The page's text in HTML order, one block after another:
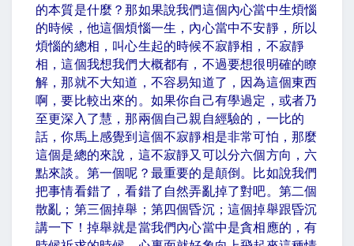
的本質是什麼？那如果說我們這個內心當中生煩惱
的時候，他這個煩惱一生，內心當中不安靜，所以
煩惱的總相，叫心生起的時候不寂靜相，不寂靜
相，這個我想我們大概都有，不過要想很明確的瞭
解，那就不大知道，不容易知道了，因為這個東西
啊，要比較出來的。如果你自己有學過定，或者乃
至更深入了慧，那兩個自己親自經驗的，一比的
話，你馬上感覺到這個不寂靜相是非常可怕，那麼
這個是總的來說，這不寂靜又可以分六個方向，六
點來談。第一個呢？最重要的是顛倒。比如說我們
把事情看錯了，看錯了自然弄亂掉了對吧。第二個
散亂；第三個掉舉；第四個昏沉；這個掉舉跟昏沉
講一下！掉舉就是當我們內心當中是貪相應的，有